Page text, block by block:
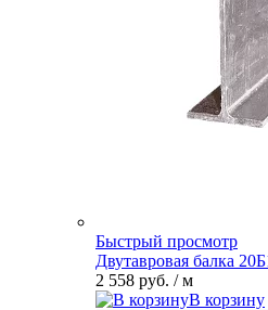
Быстрый просмотр
Двутавровая балка
2 558 руб. / м
В корзину